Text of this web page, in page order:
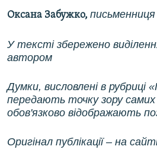
Оксана Забужко, письменниця
У тексті збережено
автором
Думки, висловлені в рубриці
передають точку зору самих
обов'язково відображають
Оригінал публікації – на